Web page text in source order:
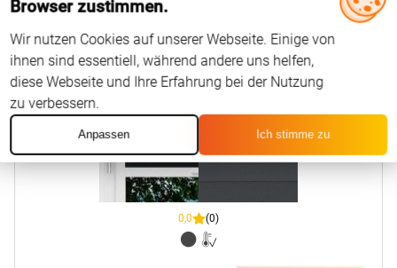
LYSEL HOME Plissee 116A Juna BO
0,0 (0)
Browser zustimmen.
Wir nutzen Cookies auf unserer Webseite. Einige von
ihnen sind essentiell, während andere uns helfen,
diese Webseite und Ihre Erfahrung bei der Nutzung
zu verbessern.
Anpassen Ich stimme zu